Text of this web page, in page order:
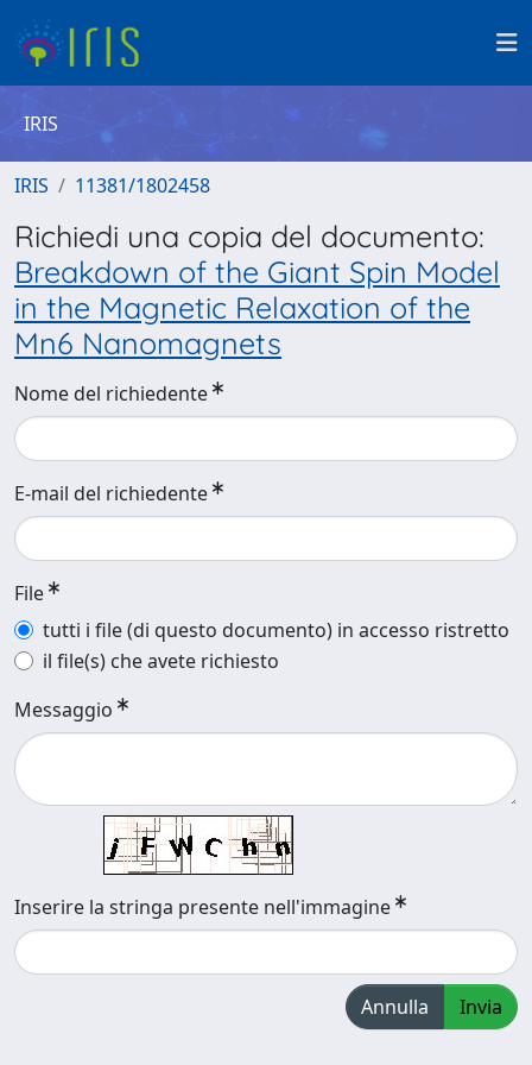
IRIS
IRIS 11381/1802458
Richiedi una copia del documento:
Breakdown of the Giant Spin Model
in the Magnetic Relaxation of the
Mn6 Nanomagnets
Nome del richiedente
E-mail del richiedente
File
tutti i file (di questo documento) in accesso ristretto
il file(s) che avete richiesto
Messaggio
Inserire la stringa presente nell'immagine
Annulla Invia